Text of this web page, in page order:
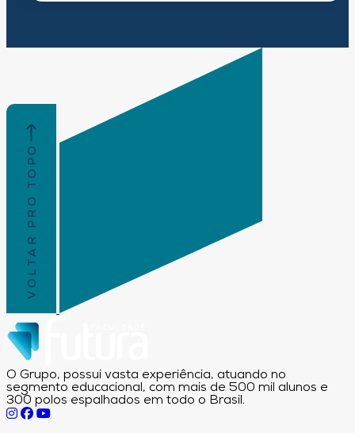
VOLTAR PRO TOPO
O Grupo, possui vasta experiência, atuando no
segmento educacional, com mais de 500 mil alunos e
300 polos espalhados em todo o Brasil.